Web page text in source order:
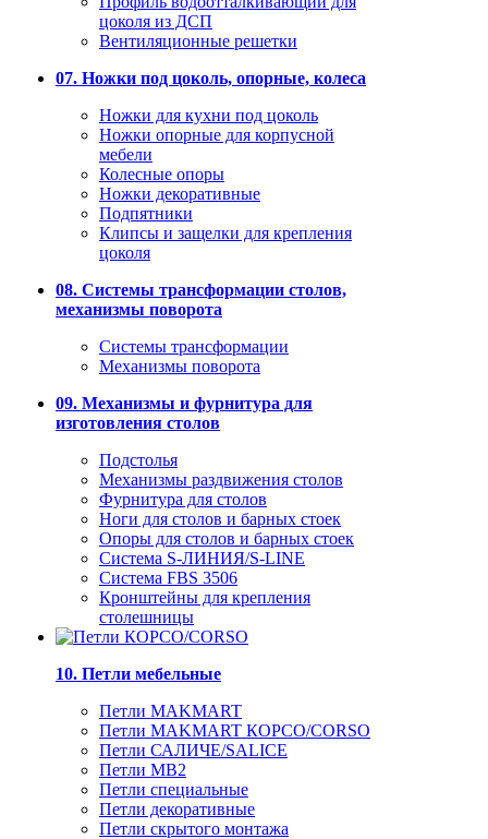
цоколя из ДСП
Вентиляционные решетки
07. Ножки под цоколь, опорные, колеса
Ножки для кухни под цоколь
Ножки опорные для корпусной
мебели
Колесные опоры
Ножки декоративные
Подпятники
Клипсы и защелки для крепления
цоколя
08. Системы трансформации столов,
механизмы поворота
Системы трансформации
Механизмы поворота
09. Механизмы и фурнитура для
изготовления столов
Подстолья
Механизмы раздвижения столов
Фурнитура для столов
Ноги для столов и барных стоек
Опоры для столов и барных стоек
Система S-ЛИНИЯ/S-LINE
Система FBS 3506
Кронштейны для крепления
столешницы
10. Петли мебельные
Петли MAKMART
Петли MAKMART КОРСО/CORSO
Петли САЛИЧЕ/SALICE
Петли MB2
Петли специальные
Петли декоративные
Петли скрытого монтажа